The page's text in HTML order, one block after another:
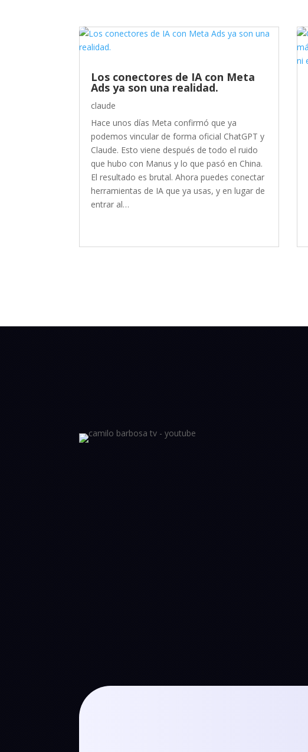
Los conectores de IA con Meta
Ads ya son una realidad.
claude
Hace unos días Meta confirmó que ya
podemos vincular de forma oficial ChatGPT y
Claude. Esto viene después de todo el ruido
que hubo con Manus y lo que pasó en China.
El resultado es brutal. Ahora puedes conectar
herramientas de IA que ya usas, y en lugar de
entrar al…